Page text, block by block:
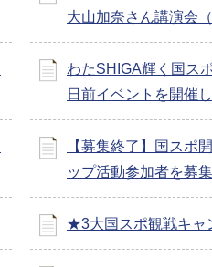
大山加奈さん講演会（
わたSHIGA輝く国ス
日前イベントを開催
【募集終了】国スポ
ップ活動参加者を募
★3大国スポ観戦キ